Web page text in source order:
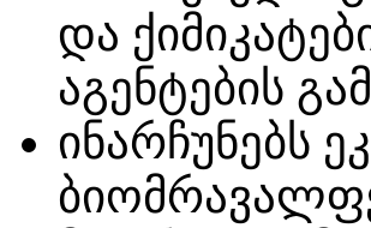
და
აგენტების
ინარჩუნებს